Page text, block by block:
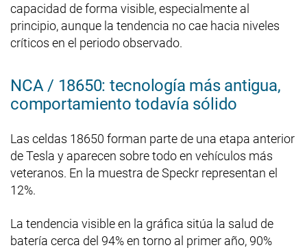
capacidad de forma visible, especialmente al
principio, aunque la tendencia no cae hacia niveles
críticos en el periodo observado.
NCA / 18650: tecnología más antigua,
comportamiento todavía sólido
Las celdas 18650 forman parte de una etapa anterior
de Tesla y aparecen sobre todo en vehículos más
veteranos. En la muestra de Speckr representan el
12%.
La tendencia visible en la gráfica sitúa la salud de
batería cerca del 94% en torno al primer año, 90%